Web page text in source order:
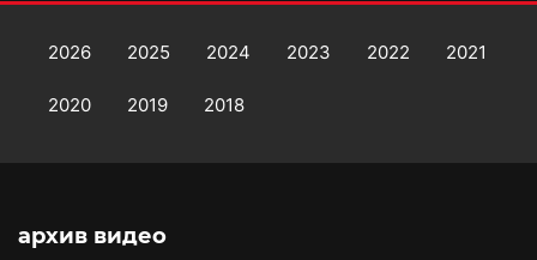
2026 2025 2024 2023 2022 2021
2020 2019 2018
архив видео